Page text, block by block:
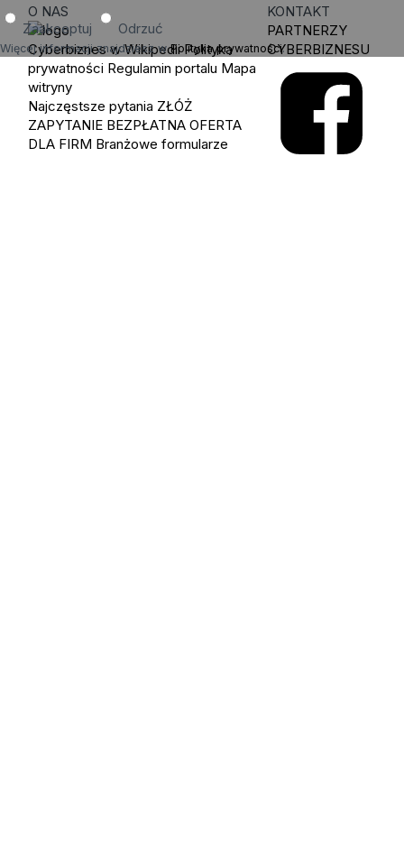
Zaakceptuj Odrzuć
Więcej informacji znajdziesz wPolityka prywatności.
O NAS
Cyberbiznes w Wikipedii Polityka
prywatności Regulamin portalu Mapa
witryny
Najczęstsze pytania ZŁÓŻ
ZAPYTANIE BEZPŁATNA OFERTA
DLA FIRM Branżowe formularze
KONTAKT
PARTNERZY
CYBERBIZNESU